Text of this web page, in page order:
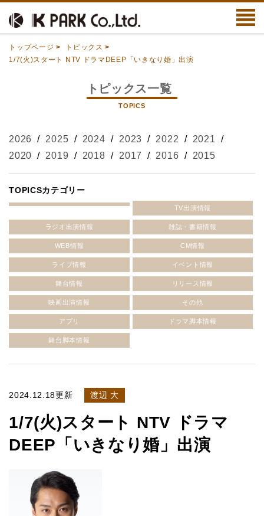
トップページ > トピックス >
1/7(火)スタート NTV ドラマDEEP「いきなり婚」出演
トピックス一覧
TOPICS
2026 / 2025 / 2024 / 2023 / 2022 / 2021 /
2020 / 2019 / 2018 / 2017 / 2016 / 2015
TOPICSカテゴリー
TV出演情報
ラジオ出演情報 雑誌・書籍情報
WEB情報 CM情報
ライブ情報 イベント情報
舞台情報 リリース情報
映画出演情報 その他
アプリ ドラマ脚本情報
舞台脚本情報
2024.12.18更新 渡辺 大
1/7(火)スタート NTV ドラマ
DEEP「いきなり婚」出演